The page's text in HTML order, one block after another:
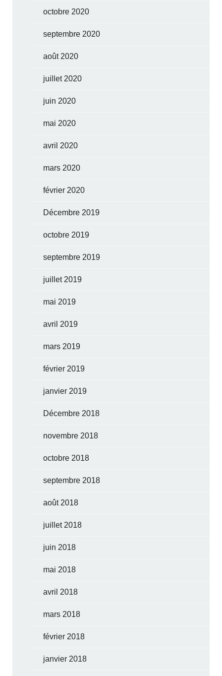
octobre 2020
septembre 2020
août 2020
juillet 2020
juin 2020
mai 2020
avril 2020
mars 2020
février 2020
Décembre 2019
octobre 2019
septembre 2019
juillet 2019
mai 2019
avril 2019
mars 2019
février 2019
janvier 2019
Décembre 2018
novembre 2018
octobre 2018
septembre 2018
août 2018
juillet 2018
juin 2018
mai 2018
avril 2018
mars 2018
février 2018
janvier 2018